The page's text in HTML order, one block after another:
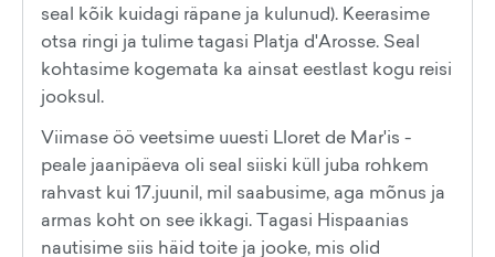
seal kõik kuidagi räpane ja kulunud). Keerasime
otsa ringi ja tulime tagasi Platja d'Arosse. Seal
kohtasime kogemata ka ainsat eestlast kogu reisi
jooksul.
Viimase öö veetsime uuesti Lloret de Mar'is -
peale jaanipäeva oli seal siiski küll juba rohkem
rahvast kui 17.juunil, mil saabusime, aga mõnus ja
armas koht on see ikkagi. Tagasi Hispaanias
nautisime siis häid toite ja jooke, mis olid